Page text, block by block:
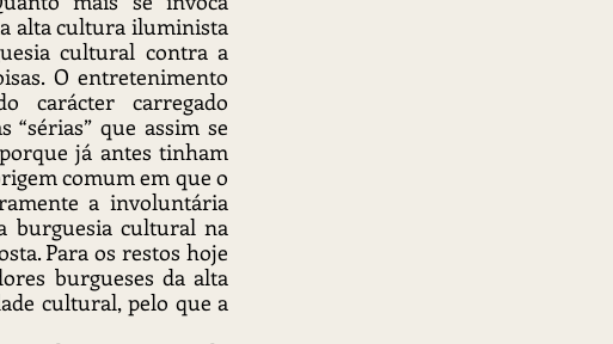
alta cultura iluminista
cultural contra a
O entretenimento
carácter carregado
que assim se
já antes tinham
comum em que o
a involuntária
burguesia cultural na
Para os restos hoje
burgueses da alta
cultural, pelo que a